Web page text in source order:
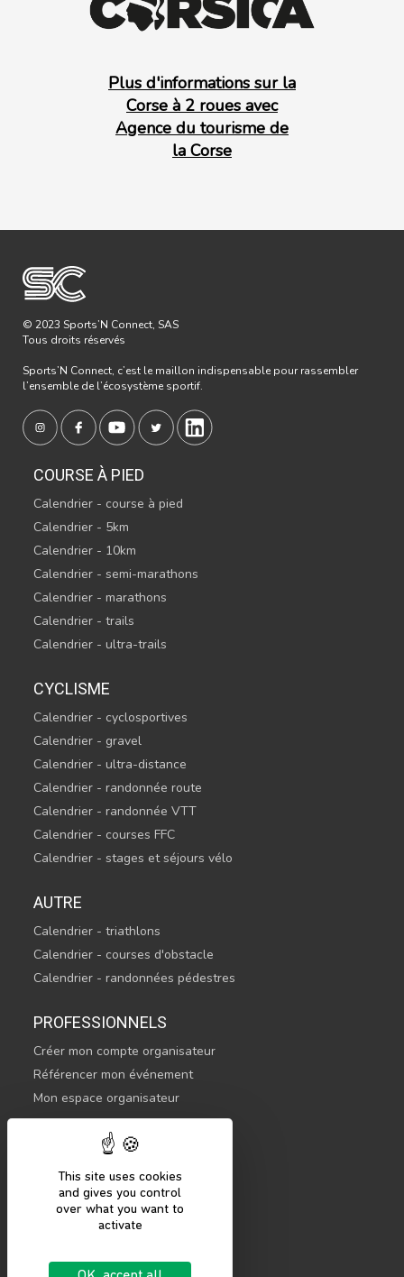
This site uses cookies
and gives you control
over what you want to
activate
Plus d'informations sur la
Corse à 2 roues avec
Agence du tourisme de
la Corse
© 2023 Sports’N Connect, SAS
Tous droits réservés
Sports’N Connect, c’est le maillon indispensable pour rassembler
l’ensemble de l’écosystème sportif.
COURSE À PIED
Calendrier - course à pied
Calendrier - 5km
Calendrier - 10km
Calendrier - semi-marathons
Calendrier - marathons
Calendrier - trails
Calendrier - ultra-trails
CYCLISME
Calendrier - cyclosportives
Calendrier - gravel
Calendrier - ultra-distance
Calendrier - randonnée route
Calendrier - randonnée VTT
Calendrier - courses FFC
Calendrier - stages et séjours vélo
AUTRE
Calendrier - triathlons
Calendrier - courses d'obstacle
Calendrier - randonnées pédestres
PROFESSIONNELS
Créer mon compte organisateur
Référencer mon événement
Mon espace organisateur
CONTACTEZ-NOUS
COMMENCER
Se connecter